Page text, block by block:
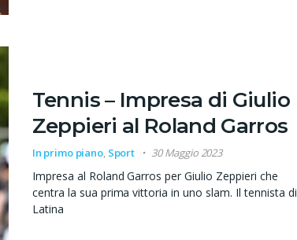
Tennis – Impresa di Giulio
Zeppieri al Roland Garros
In primo piano, Sport 30 Maggio 2023
Impresa al Roland Garros per Giulio Zeppieri che
centra la sua prima vittoria in uno slam. Il tennista di
Latina